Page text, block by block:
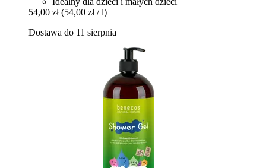
54,00 zł (54,00 zł / l)
Dostawa do 11 sierpnia